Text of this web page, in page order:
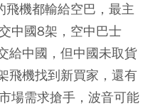
機都輸給空巴，最主
中國8架，空中巴士
給中國，但中國未取貨
飛機找到新買家，還有
場需求搶手，波音可能